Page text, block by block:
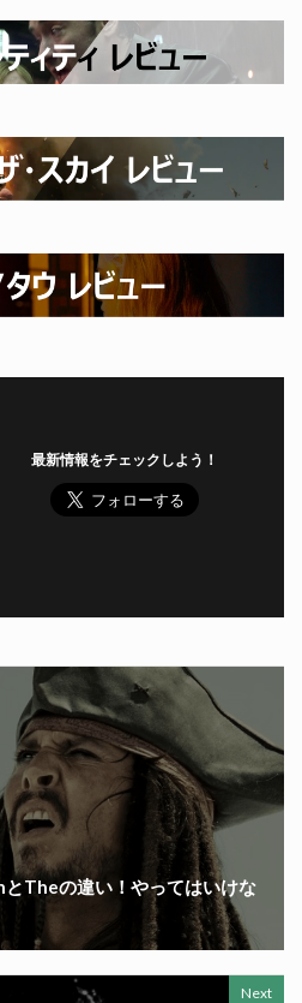
最新情報をチェックしよう！
Theの違い！やってはいけな
Next